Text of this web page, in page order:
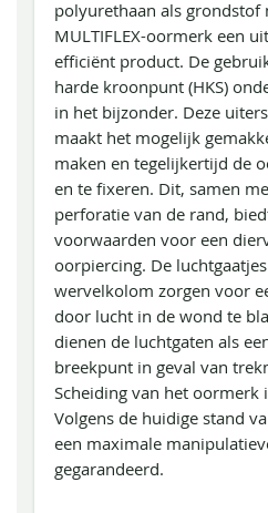
polyurethaan als grondstof
MULTIFLEX-oormerk een
efficiënt product. De
harde kroonpunt (HKS)
in het bijzonder. Deze
maakt het mogelijk
maken en tegelijkertijd de
en te fixeren. Dit, samen
perforatie van de rand,
voorwaarden voor een
oorpiercing. De
wervelkolom zorgen voor
door lucht in de wond te
dienen de luchtgaten als
breekpunt in geval van
Scheiding van het oormerk
Volgens de huidige stand
een maximale
gegarandeerd.